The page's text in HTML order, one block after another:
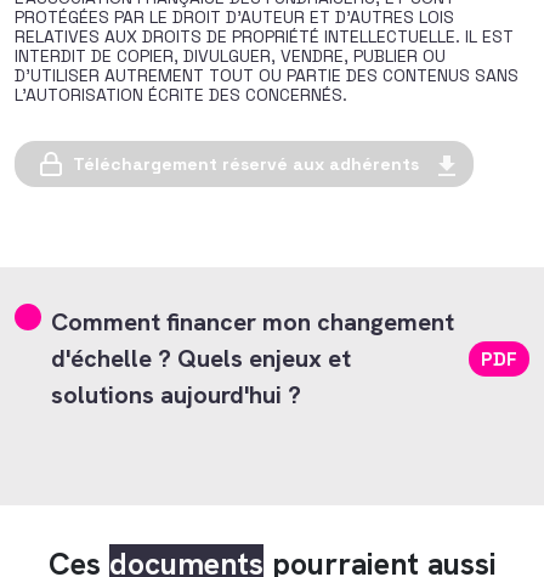
PROTÉGÉES PAR LE DROIT D’AUTEUR ET D’AUTRES LOIS
RELATIVES AUX DROITS DE PROPRIÉTÉ INTELLECTUELLE. IL EST
INTERDIT DE COPIER, DIVULGUER, VENDRE, PUBLIER OU
D’UTILISER AUTREMENT TOUT OU PARTIE DES CONTENUS SANS
L’AUTORISATION ÉCRITE DES CONCERNÉS.
Téléchargement réservé aux adhérents
Comment financer mon changement
d'échelle ? Quels enjeux et
solutions aujourd'hui ?
PDF
Ces documents pourraient aussi